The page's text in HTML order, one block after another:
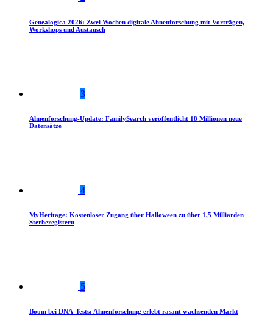
Genealogica 2026: Zwei Wochen digitale Ahnenforschung mit Vorträgen,
Workshops und Austausch
3
Ahnenforschung-Update: FamilySearch veröffentlicht 18 Millionen neue
Datensätze
4
MyHeritage: Kostenloser Zugang über Halloween zu über 1,5 Milliarden
Sterberegistern
5
Boom bei DNA-Tests: Ahnenforschung erlebt rasant wachsenden Markt